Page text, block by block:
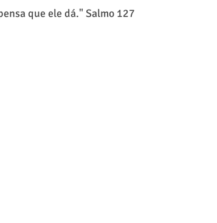
que ele dá." Salmo 127